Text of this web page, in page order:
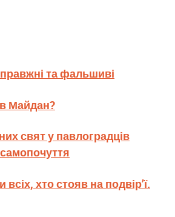
та фальшиві
Майдан?
свят у павлоградців
хто стояв на подвір’ї.